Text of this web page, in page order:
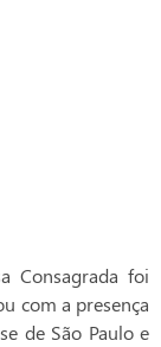
Consagrada foi
com a presença
de São Paulo e